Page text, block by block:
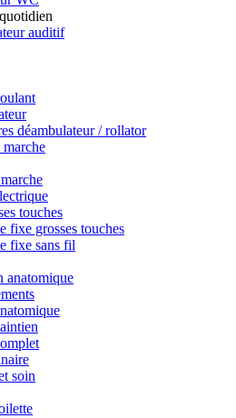
auditif
déambulateur / rollator
marche
touches
fixe grosses touches
fixe sans fil
anatomique
soin